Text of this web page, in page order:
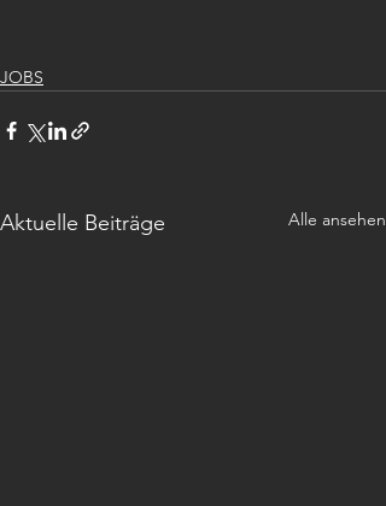
JOBS
Aktuelle Beiträge Alle ansehen